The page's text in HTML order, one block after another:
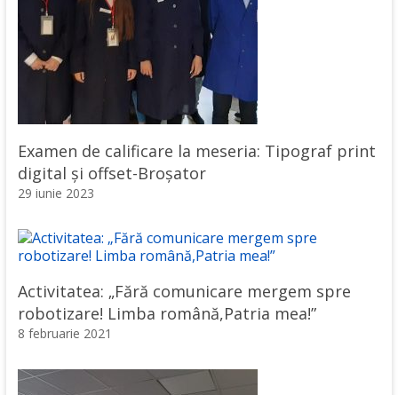
Examen de calificare la meseria: Tipograf print
digital și offset-Broșator
29 iunie 2023
Activitatea: „Fără comunicare mergem spre
robotizare! Limba română,Patria mea!”
8 februarie 2021